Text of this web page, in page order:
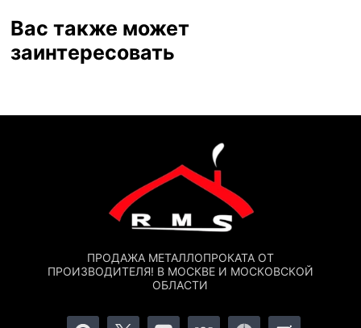
Вас также может
заинтересовать
ПРОДАЖА МЕТАЛЛОПРОКАТА ОТ
ПРОИЗВОДИТЕЛЯ! В МОСКВЕ И МОСКОВСКОЙ
ОБЛАСТИ